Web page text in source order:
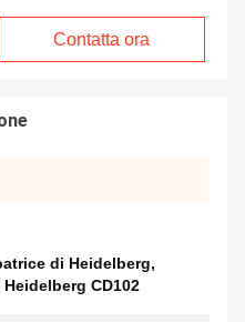
Contatta ora
di Heidelberg,
CD102